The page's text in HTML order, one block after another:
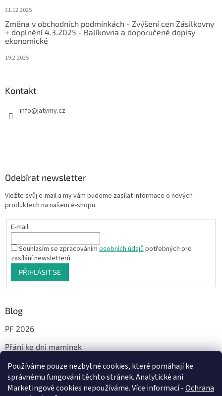
Používáme pouze nezbytné cookies, které pomáhají ke
správnému fungování těchto stránek. Analytické ani
Marketingové cookies nepoužíváme. Více informací -Ochrana
31.12.2025
Změna v obchodních podmínkách - Zvýšení cen Zásilkovny
+ doplnění 4.3.2025 - Balíkovna a doporučené dopisy
ekonomické
19.2.2025
Kontakt
info@jatymy.cz
Odebírat newsletter
Vložte svůj e-mail a my vám budeme zasílat informace o nových
produktech na našem e-shopu.
E-mail
Souhlasím se zpracovánímosobních údajůpotřebných pro
zasílání newsletterů
PŘIHLÁSIT SE
Blog
PF 2026
Přání ke dni maminek
Facebook